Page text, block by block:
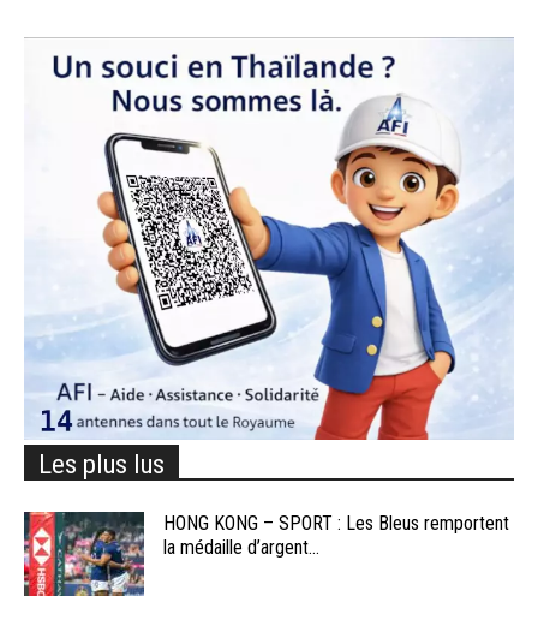
Les plus lus
HONG KONG – SPORT : Les Bleus remportent
la médaille d’argent...